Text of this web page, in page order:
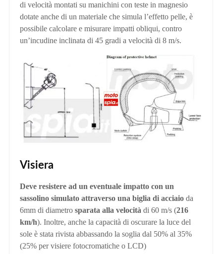
di velocità montati su manichini con teste in magnesio
dotate anche di un materiale che simula l’effetto pelle, è
possibile calcolare e misurare impatti obliqui, contro
un’incudine inclinata di 45 gradi a velocità di 8 m/s.
Visiera
Deve resistere ad un eventuale impatto con un
sassolino simulato attraverso una biglia di acciaio da
6mm di diametro sparata alla velocità di 60 m/s (216
km/h). Inoltre, anche la capacità di oscurare la luce del
sole è stata rivista abbassando la soglia dal 50% al 35%
(25% per visiere fotocromatiche o LCD)